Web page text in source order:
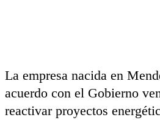
La empresa nacida en
acuerdo con el Gobierno
reactivar proyectos